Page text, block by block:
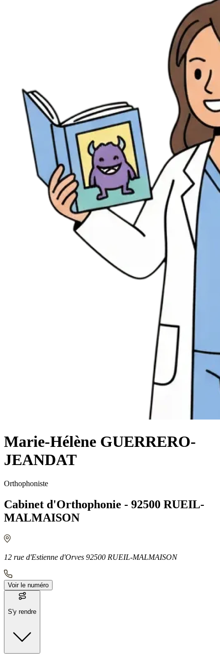
Marie-Hélène GUERRERO-
JEANDAT
Orthophoniste
Cabinet d'Orthophonie - 92500 RUEIL-
MALMAISON
12 rue d'Estienne d'Orves 92500 RUEIL-MALMAISON
Voir le numéro
S'y rendre